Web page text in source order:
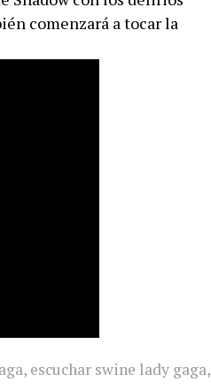
comenzará a tocar la
, escuchar swine lady gaga,